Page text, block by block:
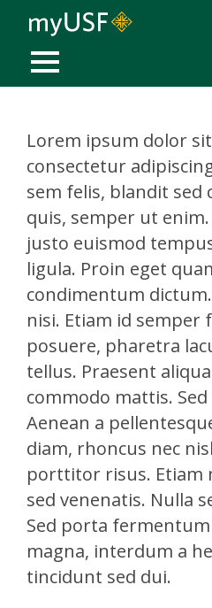
MOBILE MENU
Lorem ipsum dolor
consectetur
sem felis, blandit sed
quis, semper ut enim.
justo euismod
ligula. Proin eget
condimentum
nisi. Etiam id semper
posuere, pharetra
tellus. Praesent
commodo mattis.
Aenean a
diam, rhoncus nec
porttitor risus. Etiam
sed venenatis. Nulla
Sed porta
magna, interdum a
tincidunt sed dui.